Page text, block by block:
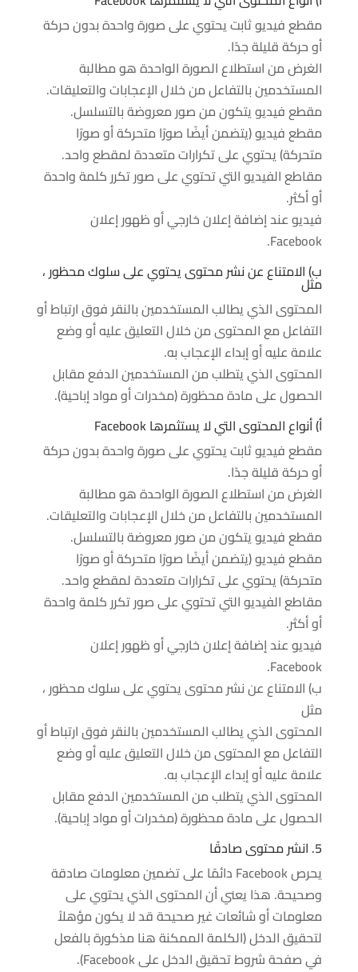
مقطع فيديو ثابت يحتوي على صورة واحدة بدون حركة
أو حركة قليلة جدًا.
الغرض من استطلاع الصورة الواحدة هو مطالبة
المستخدمين بالتفاعل من خلال الإعجابات والتعليقات.
مقطع فيديو يتكون من صور معروضة بالتسلسل.
مقطع فيديو (يتضمن أيضًا صورًا متحركة أو صورًا
متحركة) يحتوي على تكرارات متعددة لمقطع واحد.
مقاطع الفيديو التي تحتوي على صور تكرر كلمة واحدة
أو أكثر.
فيديو عند إضافة إعلان خارجي أو ظهور إعلان
Facebook.
ب) الامتناع عن نشر محتوى يحتوي على سلوك محظور ،
مثل
المحتوى الذي يطالب المستخدمين بالنقر فوق ارتباط أو
التفاعل مع المحتوى من خلال التعليق عليه أو وضع
علامة عليه أو إبداء الإعجاب به.
المحتوى الذي يتطلب من المستخدمين الدفع مقابل
الحصول على مادة محظورة (مخدرات أو مواد إباحية).
أ) أنواع المحتوى التي لا يستثمرها Facebook
مقطع فيديو ثابت يحتوي على صورة واحدة بدون حركة
أو حركة قليلة جدًا.
الغرض من استطلاع الصورة الواحدة هو مطالبة
المستخدمين بالتفاعل من خلال الإعجابات والتعليقات.
مقطع فيديو يتكون من صور معروضة بالتسلسل.
مقطع فيديو (يتضمن أيضًا صورًا متحركة أو صورًا
متحركة) يحتوي على تكرارات متعددة لمقطع واحد.
مقاطع الفيديو التي تحتوي على صور تكرر كلمة واحدة
أو أكثر.
فيديو عند إضافة إعلان خارجي أو ظهور إعلان
Facebook.
ب) الامتناع عن نشر محتوى يحتوي على سلوك محظور ،
مثل
المحتوى الذي يطالب المستخدمين بالنقر فوق ارتباط أو
التفاعل مع المحتوى من خلال التعليق عليه أو وضع
علامة عليه أو إبداء الإعجاب به.
المحتوى الذي يتطلب من المستخدمين الدفع مقابل
الحصول على مادة محظورة (مخدرات أو مواد إباحية).
5. انشر محتوى صادقًا
يحرص Facebook دائمًا على تضمين معلومات صادقة
وصحيحة. هذا يعني أن المحتوى الذي يحتوي على
معلومات أو شائعات غير صحيحة قد لا يكون مؤهلاً
لتحقيق الدخل (الكلمة الممكنة هنا مذكورة بالفعل
في صفحة شروط تحقيق الدخل على Facebook).